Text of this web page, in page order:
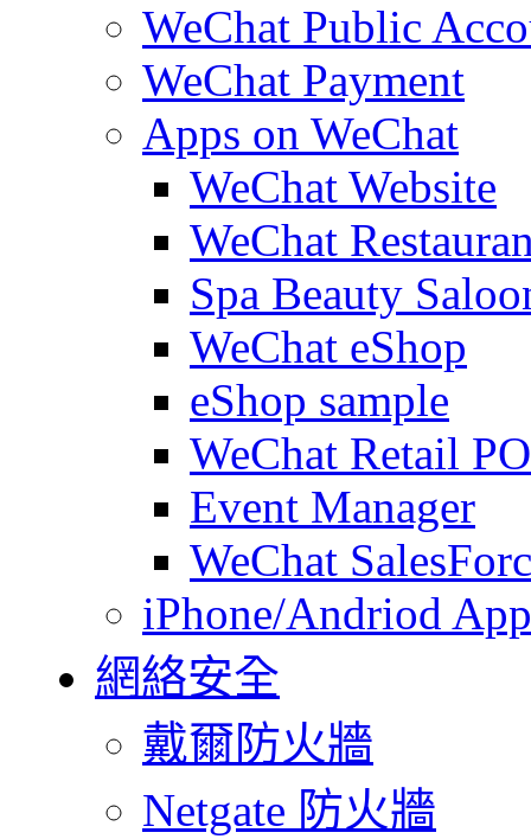
WeChat Public
WeChat Payment
Apps on WeChat
WeChat Website
WeChat
Spa Beauty
WeChat eShop
eShop sample
WeChat Retail
Event Manager
WeChat
iPhone/Andriod
網絡安全
戴爾防火牆
Netgate 防火牆